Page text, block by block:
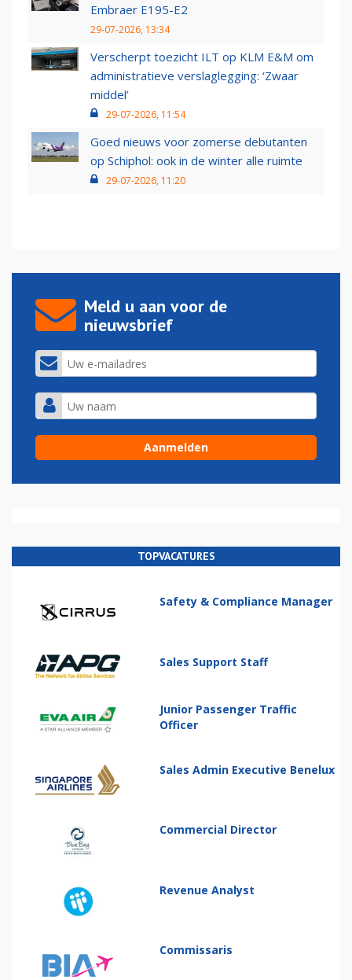
Embraer E195-E2
29-07-2026, 13:34
Verscherpt toezicht ILT op KLM E&M om
administratieve verslaglegging: ‘Zwaar
middel’
29-07-2026, 11:54
Goed nieuws voor zomerse debutanten
op Schiphol: ook in de winter alle ruimte
29-07-2026, 11:20
Meld u aan voor de
nieuwsbrief
TOPVACATURES
Safety & Compliance Manager
Sales Support Staff
Junior Passenger Traffic
Officer
Sales Admin Executive Benelux
Commercial Director
Revenue Analyst
Commissaris